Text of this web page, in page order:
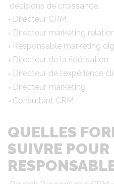
décisions de croissance.
Directeur CRM
Directeur marketing
Responsable marketing
Directeur de la fidélisation
Directeur de l'expérience
Directeur marketing
Consultant CRM
QUELLES
SUIVRE